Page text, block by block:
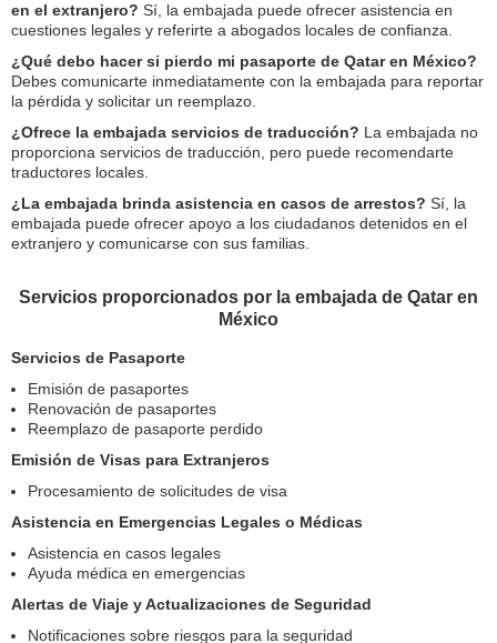
en el extranjero? Sí, la embajada puede ofrecer asistencia en
cuestiones legales y referirte a abogados locales de confianza.
¿Qué debo hacer si pierdo mi pasaporte de Qatar en México?
Debes comunicarte inmediatamente con la embajada para reportar
la pérdida y solicitar un reemplazo.
¿Ofrece la embajada servicios de traducción? La embajada no
proporciona servicios de traducción, pero puede recomendarte
traductores locales.
¿La embajada brinda asistencia en casos de arrestos? Sí, la
embajada puede ofrecer apoyo a los ciudadanos detenidos en el
extranjero y comunicarse con sus familias.
Servicios proporcionados por la embajada de Qatar en
México
Servicios de Pasaporte
Emisión de pasaportes
Renovación de pasaportes
Reemplazo de pasaporte perdido
Emisión de Visas para Extranjeros
Procesamiento de solicitudes de visa
Asistencia en Emergencias Legales o Médicas
Asistencia en casos legales
Ayuda médica en emergencias
Alertas de Viaje y Actualizaciones de Seguridad
Notificaciones sobre riesgos para la seguridad